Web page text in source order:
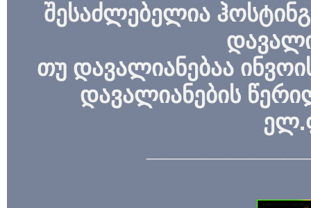
შესაძლებელია
თუ დავალიანებაა
დავალიანების